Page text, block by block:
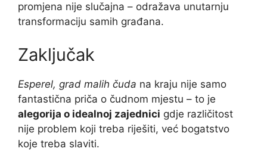
promjena nije slučajna – odražava unutarnju
transformaciju samih građana.
Zaključak
Esperel, grad malih čuda na kraju nije samo
fantastična priča o čudnom mjestu – to je
alegorija o idealnoj zajednici gdje različitost
nije problem koji treba riješiti, već bogatstvo
koje treba slaviti.